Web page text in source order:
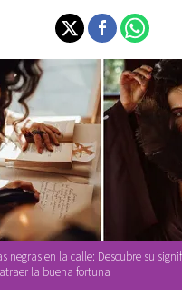
negras en la calle: Descubre su
la buena fortuna